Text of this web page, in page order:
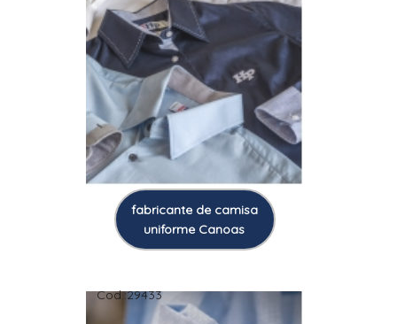
fabricante de camisa
uniforme Canoas
Cod.:29433